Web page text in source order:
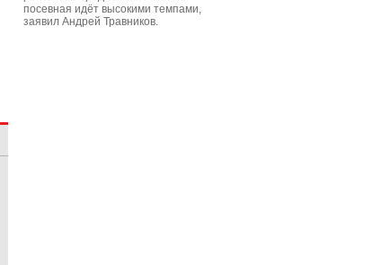
посевная идёт высокими темпами,
заявил Андрей Травников.